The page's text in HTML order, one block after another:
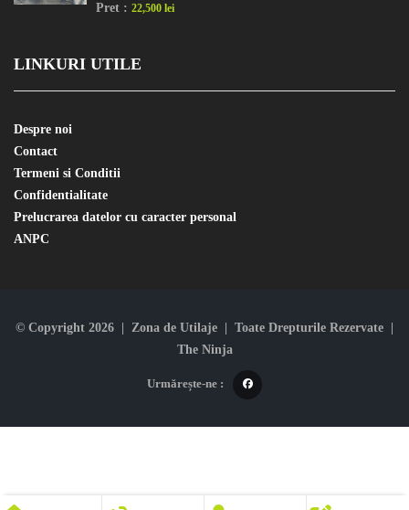
Pret : 22,500 lei
LINKURI UTILE
Despre noi
Contact
Termeni si Conditii
Confidentialitate
Prelucrarea datelor cu caracter personal
ANPC
© Copyright 2026 | Zona de Utilaje | Toate Drepturile Rezervate |
The Ninja
Urmărește-ne :